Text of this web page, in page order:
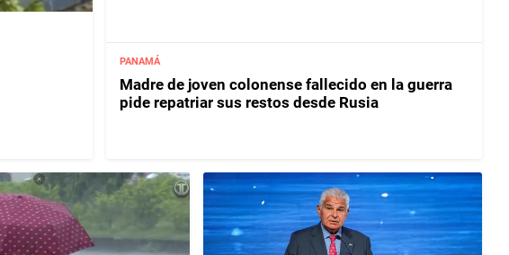
PANAMÁ
Madre de joven colonense fallecido en la guerra
pide repatriar sus restos desde Rusia